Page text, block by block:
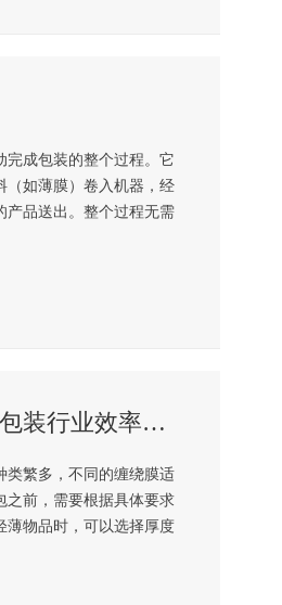
完成包装的整个过程。它
（如薄膜）卷入机器，经
产品送出。整个过程无需
全自动缠膜机打包技巧：助力包装行业效率提升
类繁多，不同的缠绕膜适
之前，需要根据具体要求
薄物品时，可以选择厚度